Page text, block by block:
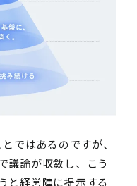
ではあるのですが、
議論が収斂し、こう
と経営陣に提示する